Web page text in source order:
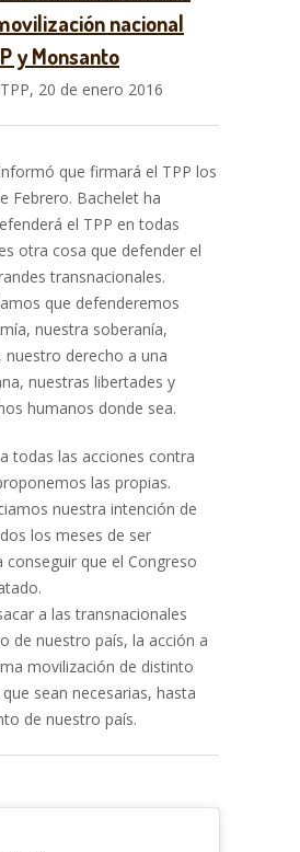
nacional
y Monsanto
20 de enero 2016
que firmará el TPP los
Febrero. Bachelet ha
el TPP en todas
otra cosa que defender el
transnacionales.
que defenderemos
nuestra soberanía,
nuestro derecho a una
nuestras libertades y
humanos donde sea.
todas las acciones contra
las propias.
nuestra intención de
los meses de ser
conseguir que el Congreso
a las transnacionales
de nuestro país, la acción a
movilización de distinto
sean necesarias, hasta
de nuestro país.